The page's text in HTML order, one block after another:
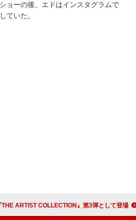
ョーの後、エドはインスタグラムで
ていた。
ョヴィ、ピンズカプセルトイ『THE ARTIST COLLECTION』第3弾として登場